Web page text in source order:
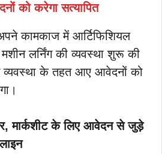
को करेगा सत्यापित
कामकाज में आर्टिफिशियल
लर्निंग की व्यवस्था शुरू की
व्यवस्था के तहत आए आवेदनों को
मार्कशीट के लिए आवेदन से जुड़े